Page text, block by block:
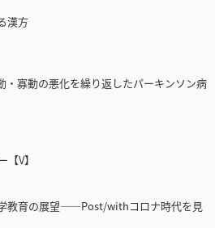
漢方
・寡動の悪化を繰り返したパーキンソン病
V】
教育の展望――Post/withコロナ時代を見